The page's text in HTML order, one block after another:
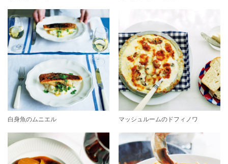
白身魚のムニエル マッシュルームのドフィノワ